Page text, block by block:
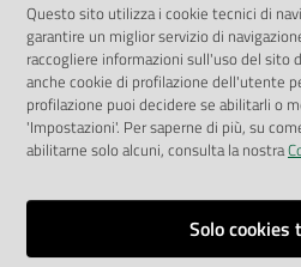
Privacy Policy
Attuazione Misure PNRR
Liste di Attesa
ENTI, IMPRESE E PARTNER
Fatturazione Elettronica
Richiesta Patrocinio
Questo sito utilizza i cookie tecnici di
garantire un miglior servizio di
raccogliere informazioni sull'uso del sito
anche cookie di profilazione dell'utente
profilazione puoi decidere se abilitarli o
'Impostazioni'. Per saperne di più, su
abilitarne solo alcuni, consulta la nostra
Solo cookies